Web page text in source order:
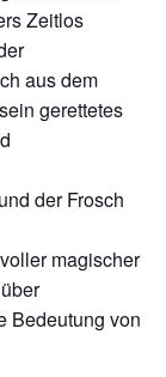
Zeitlos
aus dem
gerettetes
der Frosch
magischer
Bedeutung von